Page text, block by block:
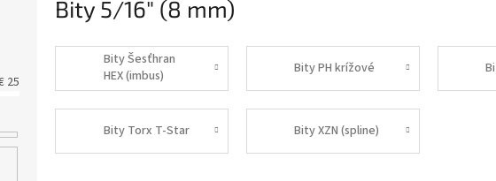
25
Bity 5/16" (8 mm)
Bity Šesťhran
HEX (imbus)
Bity PH krížové
Bity Torx T-Star Bity XZN (spline)